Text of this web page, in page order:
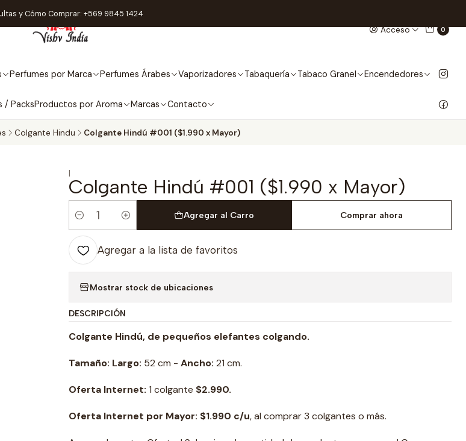
Acceso 0
Perfumes por Marca Perfumes Árabes Vaporizadores Tabaquería Tabaco Granel Encendedores
/ PacksProductos por Aroma Marcas Contacto
y Cómo Comprar: +569 9845 1424
Colgante Hindu Colgante Hindú #001 ($1.990 x Mayor)
|
Colgante Hindú #001 ($1.990 x Mayor)
Cantidad
Agregar al Carro Comprar ahora
Agregar a la lista de favoritos
Mostrar stock de ubicaciones
DESCRIPCIÓN
Colgante Hindú, de pequeños elefantes colgando.
Tamaño: Largo: 52 cm - Ancho: 21 cm.
Oferta Internet: 1 colgante $2.990.
Oferta Internet por Mayor: $1.990 c/u, al comprar 3 colgantes o más.